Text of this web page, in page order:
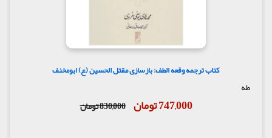
کتاب ترجمه وقعه الطف: بازسازی مقتل الحسین (ع) ابومخنف
طه
747,000 تومان 830,000 تومان